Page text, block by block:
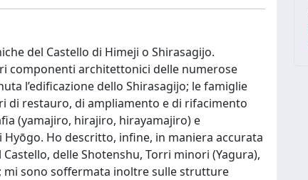
del Castello di Himeji o Shirasagijo.
componenti architettonici delle numerose
l’edificazione dello Shirasagijo; le famiglie
di restauro, di ampliamento e di rifacimento
(yamajiro, hirajiro, hirayamajiro) e
Ho descritto, infine, in maniera accurata
delle Shotenshu, Torri minori (Yagura),
mi sono soffermata inoltre sulle strutture